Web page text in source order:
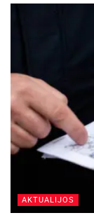
AKTUALIJOS